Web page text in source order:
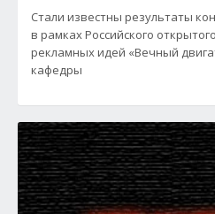
Стали известны результаты
в рамках Российского
рекламных идей «Вечный
кафедры